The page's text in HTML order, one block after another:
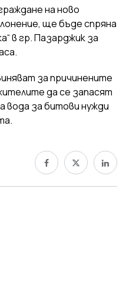
на ново
ще бъде спряна
в гр. Пазарджик за
за причинените
да се запасят
вода за битови нужди